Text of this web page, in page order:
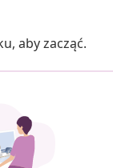
aby zacząć.